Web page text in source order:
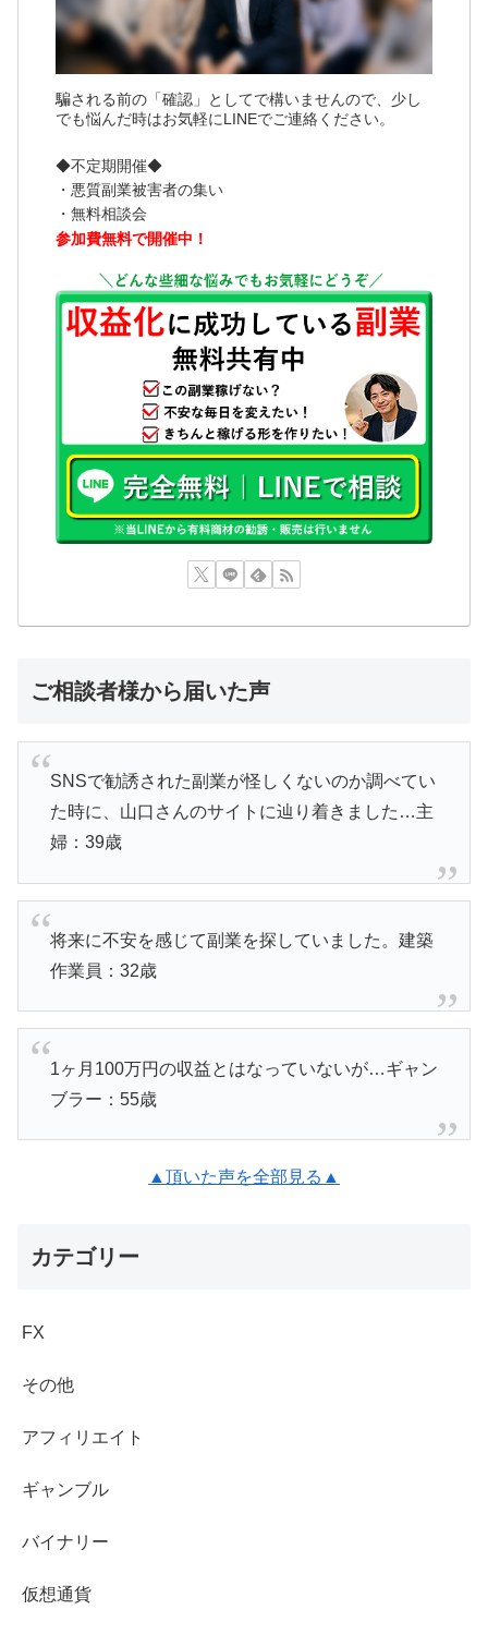
騙される前の「確認」としてで構いませんので、少し
でも悩んだ時はお気軽にLINEでご連絡ください。
◆不定期開催◆
・悪質副業被害者の集い
・無料相談会
参加費無料で開催中！
ご相談者様から届いた声
SNSで勧誘された副業が怪しくないのか調べてい
た時に、山口さんのサイトに辿り着きました…主
婦：39歳
将来に不安を感じて副業を探していました。建築
作業員：32歳
1ヶ月100万円の収益とはなっていないが…ギャン
ブラー：55歳
▲頂いた声を全部見る▲
カテゴリー
FX
その他
アフィリエイト
ギャンブル
バイナリー
仮想通貨